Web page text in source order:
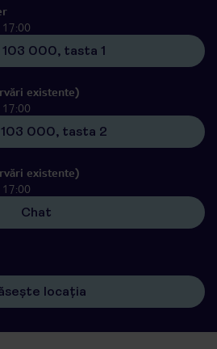
103 000, tasta 1
existente)
000, tasta 2
existente)
Chat
locația